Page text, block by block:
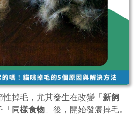
掉毛，尤其發生在改變「 新飼
同樣食物 」後，開始發癢掉毛。